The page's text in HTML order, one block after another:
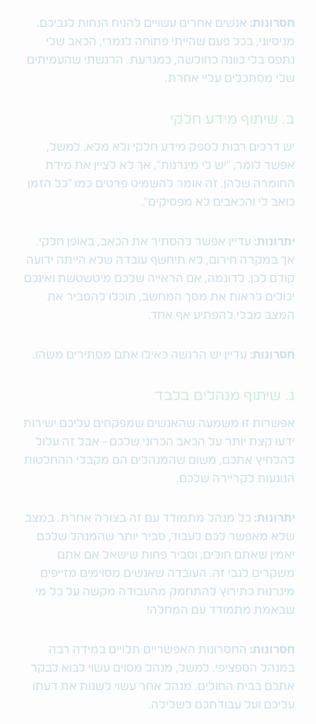
חסרונות: אנשים אחרים עשויים להניח הנחות לגביכם.
מניסיוני, בכל פעם שהייתי פתוחה לגמרי, הכאב שלי
נתפס בלי כוונה כחולשה, כמגרעת. הרגשתי שהעמיתים
שלי מסתכלים עליי אחרת.
ב. שיתוף מידע חלקי
יש דרכים רבות לספק מידע חלקי ולא מלא. למשל,
אפשר לומר, "יש לי מיגרנות", אך לא לציין את מידת
החומרה שלהן. זה אומר להשמיט פרטים כמו "כל הזמן
כואב לי והכאבים לא מפסיקים".
יתרונות: עדיין אפשר להסתיר את הכאב, באופן חלקי.
אך במקרה חירום, לא תיחשף עובדה שלא הייתה ידועה
קודם לכן. לדוגמה, אם הראייה שלכם מיטשטשת ואינכם
יכולים לראות את מסך המחשב, תוכלו להסביר את
המצב מבלי להפתיע אף אחד.
חסרונות: עדיין יש הרגשה כאילו אתם מסתירים משהו.
ג. שיתוף מנהלים בלבד
אפשרות זו משמעה שהאנשים שמפקחים עליכם ישירות
ידעו קצת יותר על הכאב הכרוני שלכם - אבל זה עלול
להלחיץ אתכם, משום שהמנהלים הם מקבלי ההחלטות
הנוגעות לקריירה שלכם.
יתרונות: כל מנהל מתמודד עם זה בצורה אחרת. במצב
שלא מאפשר לכם לעבוד, סביר יותר שהמנהל שלכם
יאמין שאתם חולים, וסביר פחות שישאל אם אתם
משקרים לגבי זה. העובדה שאנשים מסוימים מזייפים
מיגרנות כתירוץ להתחמק מהעבודה מקשה על כל מי
שבאמת מתמודד עם המחלה!
חסרונות: החסרונות האפשריים תלויים במידה רבה
במנהל הספציפי. למשל, מנהל מסוים עשוי לבוא לבקר
אתכם בבית החולים. מנהל אחר עשוי לשנות את דעתו
עליכם ועל עבודתכם לשלילה.